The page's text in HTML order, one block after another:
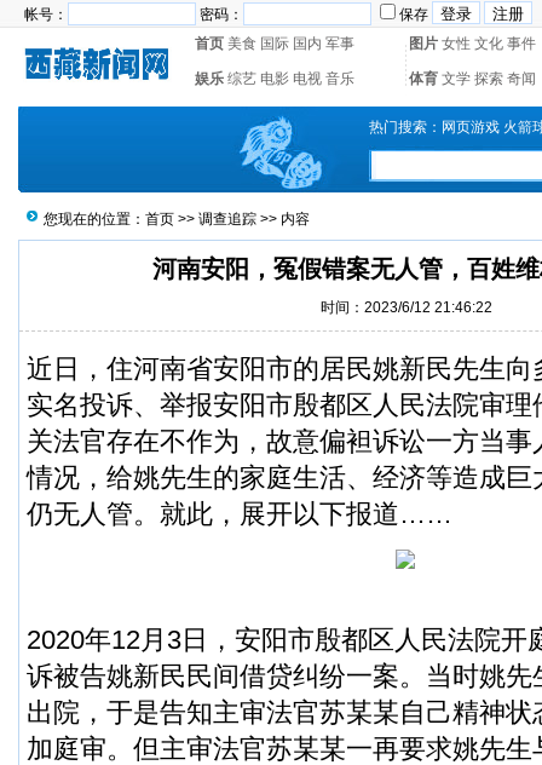
帐号： 密码：
保存
首页 美食 国际 国内 军事 图片 女性 文化 事件
娱乐 综艺 电影 电视 音乐 体育 文学 探索 奇闻
热门搜索： 网页游戏 火箭
您现在的位置： 首页 >> 调查追踪 >> 内容
河南安阳，冤假错案无人管，百姓
时间：2023/6/12 21:46:22
近日，住河南省安阳市的居民姚新民先生
实名投诉、举报安阳市殷都区人民法院审
关法官存在不作为，故意偏袒诉讼一方当
情况，给姚先生的家庭生活、经济等造成
仍无人管。就此，展开以下报道……
2020年12月3日，安阳市殷都区人民法院开
诉被告姚新民民间借贷纠纷一案。当时姚
出院，于是告知主审法官苏某某自己精神
加庭审。但主审法官苏某某一再要求姚先